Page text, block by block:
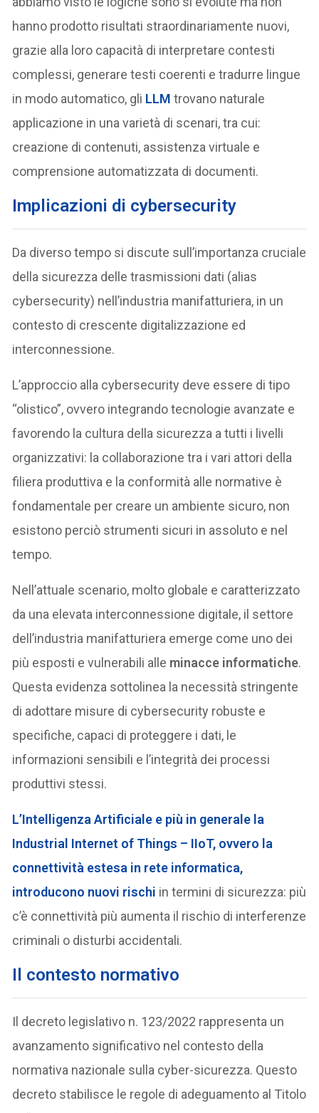
hanno prodotto risultati straordinariamente nuovi,
grazie alla loro capacità di interpretare contesti
complessi, generare testi coerenti e tradurre lingue
in modo automatico, gli LLM trovano naturale
applicazione in una varietà di scenari, tra cui:
creazione di contenuti, assistenza virtuale e
comprensione automatizzata di documenti.
Implicazioni di cybersecurity
Da diverso tempo si discute sull’importanza cruciale
della sicurezza delle trasmissioni dati (alias
cybersecurity) nell’industria manifatturiera, in un
contesto di crescente digitalizzazione ed
interconnessione.
L’approccio alla cybersecurity deve essere di tipo
“olistico”, ovvero integrando tecnologie avanzate e
favorendo la cultura della sicurezza a tutti i livelli
organizzativi: la collaborazione tra i vari attori della
filiera produttiva e la conformità alle normative è
fondamentale per creare un ambiente sicuro, non
esistono perciò strumenti sicuri in assoluto e nel
tempo.
Nell’attuale scenario, molto globale e caratterizzato
da una elevata interconnessione digitale, il settore
dell’industria manifatturiera emerge come uno dei
più esposti e vulnerabili alle minacce informatiche.
Questa evidenza sottolinea la necessità stringente
di adottare misure di cybersecurity robuste e
specifiche, capaci di proteggere i dati, le
informazioni sensibili e l’integrità dei processi
produttivi stessi.
L’Intelligenza Artificiale e più in generale la
Industrial Internet of Things – IIoT, ovvero la
connettività estesa in rete informatica,
introducono nuovi rischi in termini di sicurezza: più
c’è connettività più aumenta il rischio di interferenze
criminali o disturbi accidentali.
Il contesto normativo
Il decreto legislativo n. 123/2022 rappresenta un
avanzamento significativo nel contesto della
normativa nazionale sulla cyber-sicurezza. Questo
decreto stabilisce le regole di adeguamento al Titolo